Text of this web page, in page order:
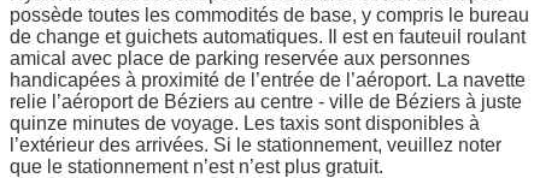
possède toutes les commodités de base, y compris le bureau
de change et guichets automatiques. Il est en fauteuil roulant
amical avec place de parking reservée aux personnes
handicapées à proximité de l’entrée de l’aéroport. La navette
relie l’aéroport de Béziers au centre - ville de Béziers à juste
quinze minutes de voyage. Les taxis sont disponibles à
l’extérieur des arrivées. Si le stationnement, veuillez noter
que le stationnement n’est n’est plus gratuit.